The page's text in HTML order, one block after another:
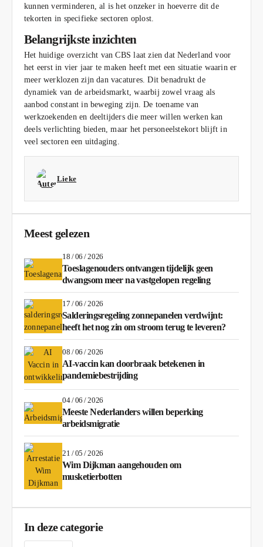
kunnen verminderen, al is het onzeker in hoeverre dit de
tekorten in specifieke sectoren oplost.
Belangrijkste inzichten
Het huidige overzicht van CBS laat zien dat Nederland voor
het eerst in vier jaar te maken heeft met een situatie waarin er
meer werklozen zijn dan vacatures. Dit benadrukt de
dynamiek van de arbeidsmarkt, waarbij zowel vraag als
aanbod constant in beweging zijn. De toename van
werkzoekenden en deeltijders die meer willen werken kan
deels verlichting bieden, maar het personeelstekort blijft in
veel sectoren een uitdaging.
Lieke
Meest gelezen
18 / 06 / 2026
Toeslagenouders ontvangen tijdelijk geen
dwangsom meer na vastgelopen regeling
17 / 06 / 2026
Salderingsregeling zonnepanelen verdwijnt:
heeft het nog zin om stroom terug te leveren?
08 / 06 / 2026
AI-vaccin kan doorbraak betekenen in
pandemiebestrijding
04 / 06 / 2026
Meeste Nederlanders willen beperking
arbeidsmigratie
21 / 05 / 2026
Wim Dijkman aangehouden om
musketierbotten
In deze categorie